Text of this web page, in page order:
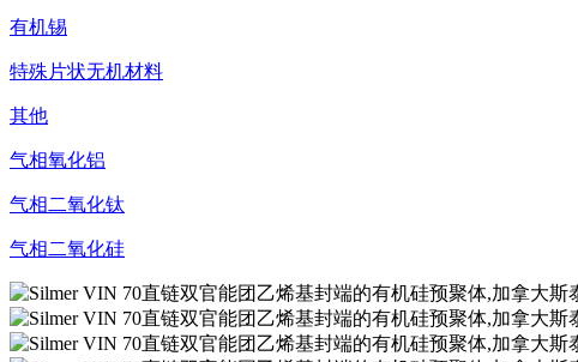
有机锡
特殊片状无机材料
其他
气相氧化铝
气相二氧化钛
气相二氧化硅